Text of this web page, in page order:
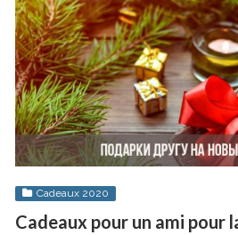
Cadeaux 2020
Cadeaux pour un ami pour